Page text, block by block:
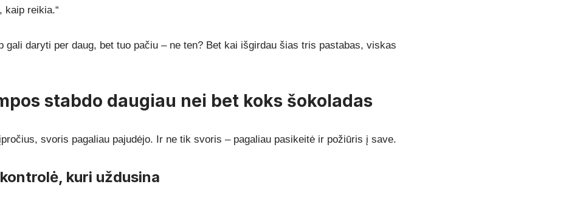
kaip reikia.“
gali daryti per daug, bet tuo pačiu – ne ten? Bet kai išgirdau šias tris pastabas, viskas
stabdo daugiau nei bet koks šokoladas
svoris pagaliau pajudėjo. Ir ne tik svoris – pagaliau pasikeitė ir požiūris į save.
kuri uždusina